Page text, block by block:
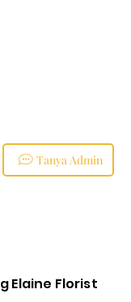
Tanya Admin
Elaine Florist